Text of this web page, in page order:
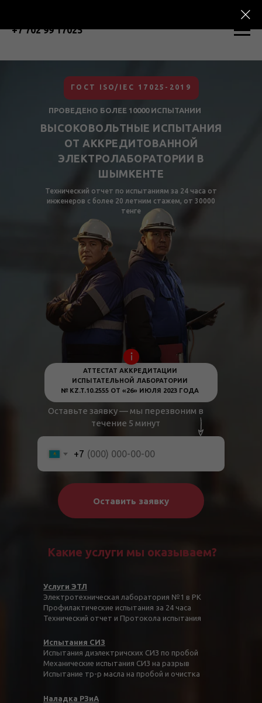
+7 702 99 17025
ПРОВЕДЕНО БОЛЕЕ 10000 ИСПЫТАНИИ
ВЫСОКОВОЛЬТНЫЕ ИСПЫТАНИЯ
ОТ АККРЕДИТОВАННОЙ
ЭЛЕКТРОЛАБОРАТОРИИ В
ШЫМКЕНТЕ
ГОСТ ISO/IEC 17025-2019
Технический отчет по испытаниям за 24 часа от
инженеров с более 20 летним стажем, от 30000
тенге
Услуги ЭТЛ
Электротехническая лаборатория №1 в РК
Профилактические испытания за 24 часа
Технический отчет и Протокола испытания
Наладка РЗиА
Испытания СИЗ
Испытания диэлектричских СИЗ по пробой
Механические испытания СИЗ на разрыв
Испытание тр-р масла на пробой и очистка
Какие услуги мы оказываем?
АТТЕСТАТ АККРЕДИТАЦИИ
ИСПЫТАТЕЛЬНОЙ ЛАБОРАТОРИИ
№ KZ.T.10.2555 ОТ «26» ИЮЛЯ 2023 ГОДА
+7
Оставить заявку
Оставьте заявку — мы перезвоним в
течение 5 минут